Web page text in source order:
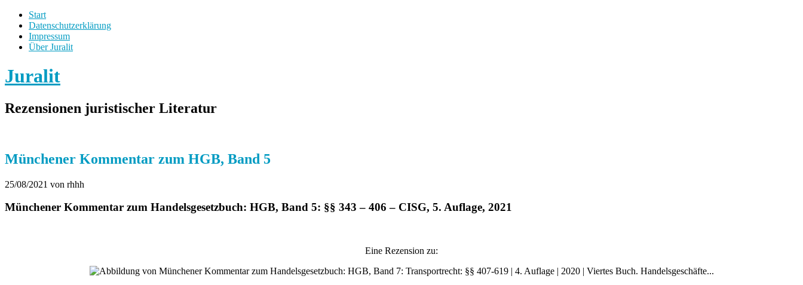
Start
Datenschutzerklärung
Impressum
Über Juralit
Juralit
Rezensionen juristischer Literatur
Münchener Kommentar zum HGB, Band 5
25/08/2021 von rhhh
Münchener Kommentar zum Handelsgesetzbuch: HGB, Band 5: §§ 343 – 406 – CISG, 5. Auflage, 2021
Eine Rezension zu: